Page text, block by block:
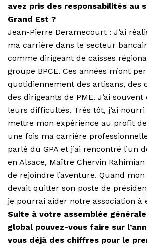
avez pris des responsabilités au
Grand Est ?
Jean-Pierre Deramecourt : J’ai
ma carrière dans le secteur
comme dirigeant de caisses
groupe BPCE. Ces années m’ont
quotidien­nement des artisans, des
des dirigeants de PME. J’ai
leurs difficultés. Très tôt, j’ai
mettre mon expérience au profit
une fois ma carrière professionnelle
parlé du GPA et j’ai rencontré l’un
en Alsace, Maître Chervin Rahimian
de rejoindre l’aven­ture. Quand
devait quitter son poste de
je pourrai aider notre association à
Suite à votre assemblée
global pouvez-vous faire sur
vous déjà des chiffres pour le